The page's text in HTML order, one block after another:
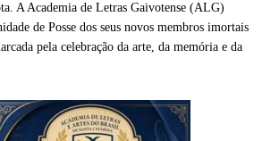
A Academia de Letras Gaivotense (ALG)
de Posse dos seus novos membros imortais
pela celebração da arte, da memória e da